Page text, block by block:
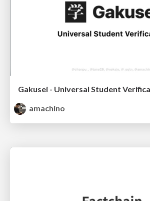
Gakusei - Universal Student
amachino